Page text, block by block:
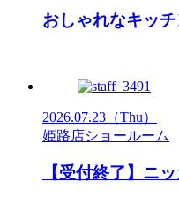
おしゃれなキッ
2026.07.23 （Thu）
姫路店ショールーム
【受付終了】ニ